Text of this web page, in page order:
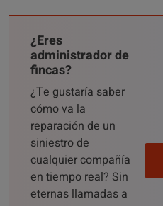
¿Eres
administrador de
fincas?
¿Te gustaría saber
cómo va la
reparación de un
siniestro de
cualquier compañía
en tiempo real? Sin
eternas llamadas a